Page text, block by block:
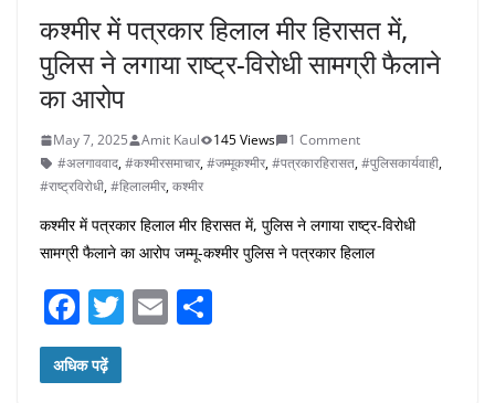
कश्मीर में पत्रकार हिलाल मीर हिरासत में,
पुलिस ने लगाया राष्ट्र-विरोधी सामग्री फैलाने
का आरोप
May 7, 2025 Amit Kaul 145 Views
1 Comment
#अलगाववाद,#कश्मीरसमाचार,#जम्मूकश्मीर,#पत्रकारहिरासत,#पुलिसकार्यवाही,
#राष्ट्रविरोधी,#हिलालमीर,कश्मीर
कश्मीर में पत्रकार हिलाल मीर हिरासत में, पुलिस ने लगाया राष्ट्र-विरोधी
सामग्री फैलाने का आरोप जम्मू-कश्मीर पुलिस ने पत्रकार हिलाल
F
a
c
T E
अधिक पढ़ें